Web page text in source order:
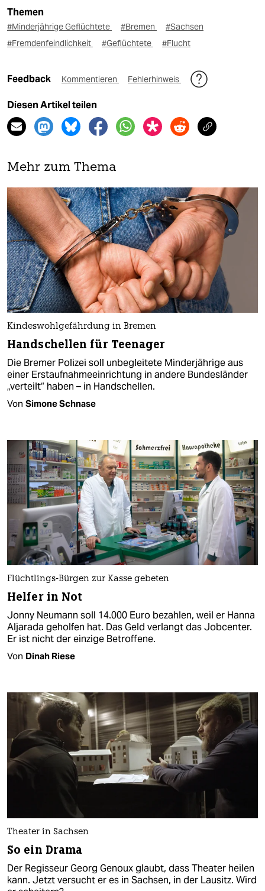
Themen
#Minderjährige Geflüchtete #Bremen
#Sachsen
#Fremdenfeindlichkeit
#Geflüchtete #Flucht
Feedback Kommentieren Fehlerhinweis
Diesen Artikel teilen
Mehr zum Thema
Kindeswohlgefährdung in Bremen
Handschellen für Teenager
Die Bremer Polizei soll unbegleitete Minderjährige aus
einer Erstaufnahmeeinrichtung in andere Bundesländer
„verteilt“ haben – in Handschellen.
Von Simone Schnase
Flüchtlings-Bürgen zur Kasse gebeten
Helfer in Not
Jonny Neumann soll 14.000 Euro bezahlen, weil er Hanna
Aljarada geholfen hat. Das Geld verlangt das Jobcenter.
Er ist nicht der einzige Betroffene.
Von Dinah Riese
Theater in Sachsen
So ein Drama
Der Regisseur Georg Genoux glaubt, dass Theater heilen
kann. Jetzt versucht er es in Sachsen, in der Lausitz. Wird